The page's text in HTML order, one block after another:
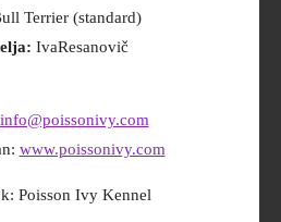
Terrier (standard)
IvaResanovič
info@poissonivy.com
www.poissonivy.com
Poisson Ivy Kennel